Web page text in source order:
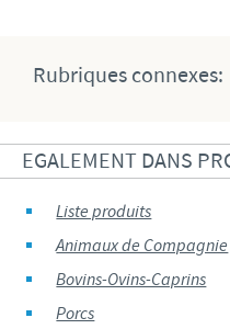
Rubriques connexes:
EGALEMENT DANS
Liste produits
Animaux de Compagnie
Bovins-Ovins-Caprins
Porcs